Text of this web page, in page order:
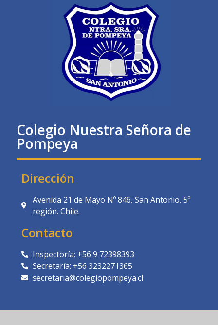
Colegio Nuestra Señora de
Pompeya
Dirección
Avenida 21 de Mayo Nº 846, San Antonio, 5º
región. Chile.
Contacto
Inspectoría: +56 9 72398393
Secretaría: +56 3232271365
secretaria@colegiopompeya.cl